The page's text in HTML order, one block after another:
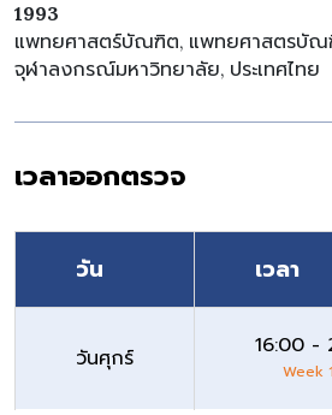
1993
แพทยศาสตร์บัณฑิต, แพทยศาสตรบัณ
จุฬาลงกรณ์มหาวิทยาลัย, ประเทศไทย
เวลาออกตรวจ
วัน เวลา
วันศุกร์ 16:00 -
Week